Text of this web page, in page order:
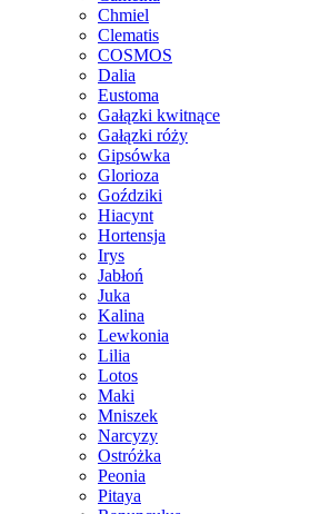
Chmiel
Clematis
COSMOS
Dalia
Eustoma
Gałązki kwitnące
Gałązki róży
Gipsówka
Glorioza
Goździki
Hiacynt
Hortensja
Irys
Jabłoń
Juka
Kalina
Lewkonia
Lilia
Lotos
Maki
Mniszek
Narcyzy
Ostróżka
Peonia
Pitaya